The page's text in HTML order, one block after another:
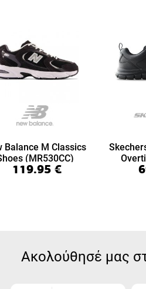
Balance M Classics
(MR530CC)
119.95 €
Ακολούθησέ μας